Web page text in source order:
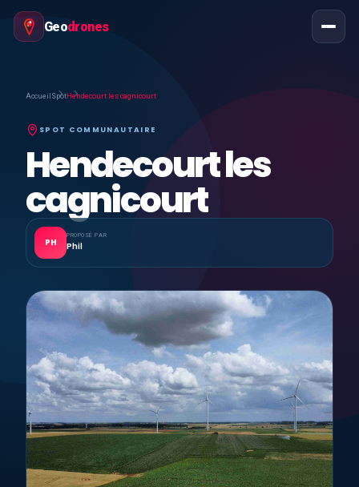
Geodrones
Accueil SpotHendecourt les cagnicourt
SPOT COMMUNAUTAIRE
Hendecourt les
cagnicourt
PH
PROPOSÉ PAR
Phil